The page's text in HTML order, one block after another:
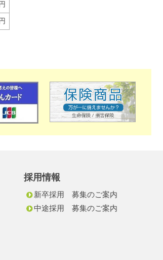
採用情報
新卒採用 募集のご案内
中途採用 募集のご案内